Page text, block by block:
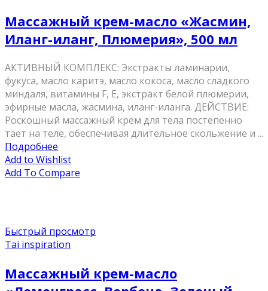
Массажный крем-масло «Жасмин,
Иланг-иланг, Плюмерия», 500 мл
AКТИВНЫЙ КОМПЛЕКС: Экстракты ламинарии,
фукуса, масло каритэ, масло кокоса, масло сладкого
миндаля, витамины F, Е, экстракт белой плюмерии,
эфирные масла, жасмина, иланг-иланга. ДЕЙСТВИЕ:
Роскошный массажный крем для тела постепенно
тает на теле, обеспечивая длительное скольжение и ...
Подробнее
Add to Wishlist
Add To Compare
Быстрый просмотр
Tai inspiration
Массажный крем-масло